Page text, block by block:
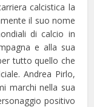
calcistica la
il suo nome
di calcio in
e alla sua
tutto quello che
Andrea Pirlo,
marchi nella sua
positivo